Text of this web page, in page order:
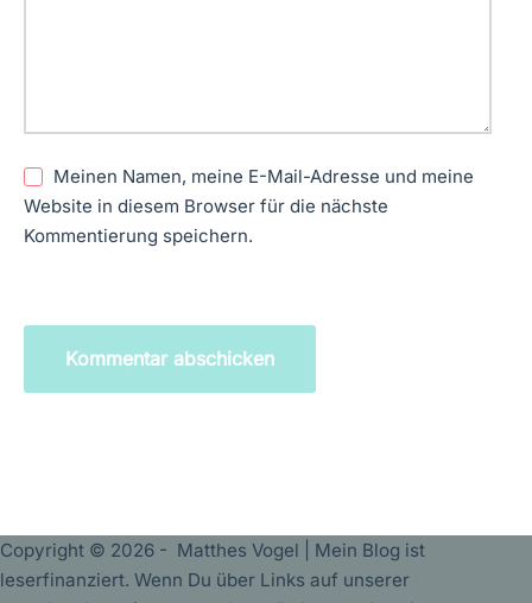
Meinen Namen, meine E-Mail-Adresse und meine
Website in diesem Browser für die nächste
Kommentierung speichern.
Kommentar abschicken
Copyright © 2026 - Matthes Vogel | Mein Blog ist
leserfinanziert. Wenn Du über Links auf unserer